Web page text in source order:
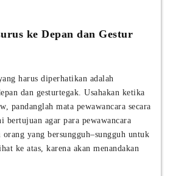
ke Depan dan Gestur
harus diperhatikan adalah
dan gesturtegak. Usahakan ketika
pandanglah mata pewawancara secara
bertujuan agar para pewawancara
yang bersungguh–sungguh untuk
ke atas, karena akan menandakan